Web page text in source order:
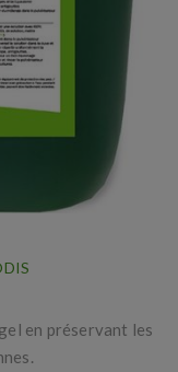
en préservant les